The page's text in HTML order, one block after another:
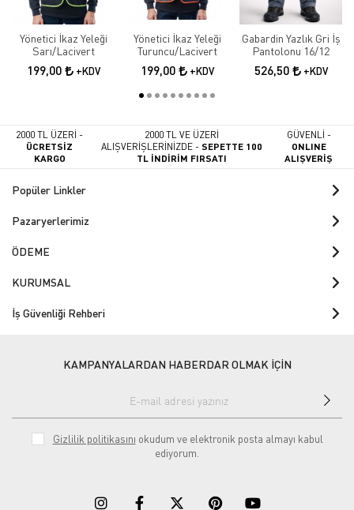
Yönetici İkaz Yeleği
Sarı/Lacivert
199,00 +KDV
Yönetici İkaz Yeleği
Turuncu/Lacivert
199,00 +KDV
Gabardin Yazlık Gri İş
Pantolonu 16/12
526,50 +KDV
2000 TL ÜZERİ -
ÜCRETSİZ
KARGO
2000 TL VE ÜZERİ
ALIŞVERİŞLERİNİZDE -SEPETTE 100
TL İNDİRİM FIRSATI
GÜVENLİ -
ONLINE
ALIŞVERİŞ
Popüler Linkler
Pazaryerlerimiz
ÖDEME
KURUMSAL
İş Güvenliği Rehberi
KAMPANYALARDAN HABERDAR OLMAK İÇİN
Gizlilik politikasını okudum ve elektronik posta almayı kabul
ediyorum.